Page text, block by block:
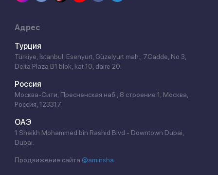
Адрес
Турция
Türkiye, İstanbul, Esenyurt, Güzelyurt mah., 7.Cadde, No 3,
Delta Plaza B1 blok, kat 10, daire 20.
Россия
Москва-Сити, Пресненская наб., 8 строение 1, Москва,
Россия, 123317.
ОАЭ
1 Sheikh Mohammed bin Rashid Blvd - Downtown Dubai,
Dubai.
Продвижение сайта @aminsha